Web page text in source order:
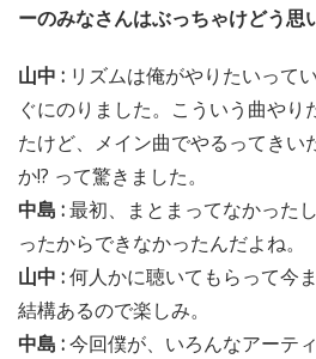
ーのみなさんはぶっちゃけどう思
山中 : リズムは俺がやりたいって
ぐにのりました。こういう曲やり
たけど、メイン曲でやるってきい
か!? って驚きました。
中島 :最初、まとまってなかった
ったからできなかったんだよね。
山中 :何人かに聴いてもらって今
結構あるので楽しみ。
中島 :今回僕が、いろんなアーテ